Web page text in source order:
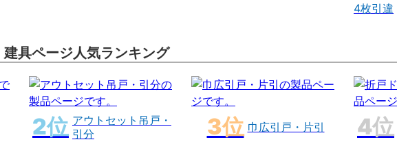
4枚引違
具ページ人気ランキング
アウトセット吊戸・
引分
巾広引戸・片引